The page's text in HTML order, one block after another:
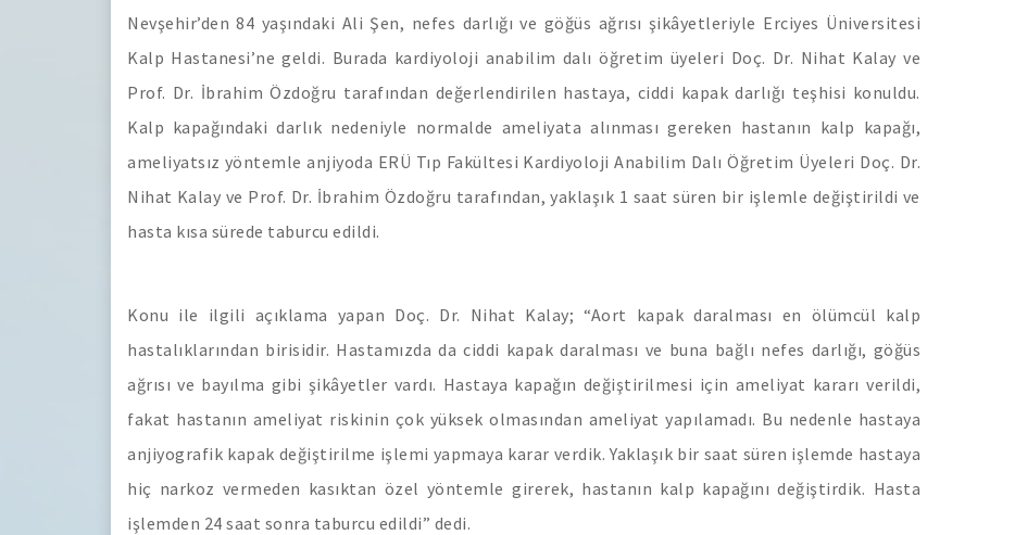
Nevşehir’den 84 yaşındaki Ali Şen, nefes darlığı ve göğüs ağrısı şikâyetleriyle Erciyes Üniversitesi
Kalp Hastanesi’ne geldi. Burada kardiyoloji anabilim dalı öğretim üyeleri Doç. Dr. Nihat Kalay ve
Prof. Dr. İbrahim Özdoğru tarafından değerlendirilen hastaya, ciddi kapak darlığı teşhisi konuldu.
Kalp kapağındaki darlık nedeniyle normalde ameliyata alınması gereken hastanın kalp kapağı,
ameliyatsız yöntemle anjiyoda ERÜ Tıp Fakültesi Kardiyoloji Anabilim Dalı Öğretim Üyeleri Doç. Dr.
Nihat Kalay ve Prof. Dr. İbrahim Özdoğru tarafından, yaklaşık 1 saat süren bir işlemle değiştirildi ve
hasta kısa sürede taburcu edildi.
Konu ile ilgili açıklama yapan Doç. Dr. Nihat Kalay; “Aort kapak daralması en ölümcül kalp
hastalıklarından birisidir. Hastamızda da ciddi kapak daralması ve buna bağlı nefes darlığı, göğüs
ağrısı ve bayılma gibi şikâyetler vardı. Hastaya kapağın değiştirilmesi için ameliyat kararı verildi,
fakat hastanın ameliyat riskinin çok yüksek olmasından ameliyat yapılamadı. Bu nedenle hastaya
anjiyografik kapak değiştirilme işlemi yapmaya karar verdik. Yaklaşık bir saat süren işlemde hastaya
hiç narkoz vermeden kasıktan özel yöntemle girerek, hastanın kalp kapağını değiştirdik. Hasta
işlemden 24 saat sonra taburcu edildi” dedi.